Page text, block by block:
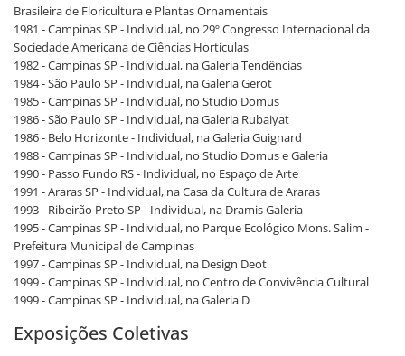
Brasileira de Floricultura e Plantas Ornamentais
1981 - Campinas SP - Individual, no 29º Congresso Internacional da
Sociedade Americana de Ciências Hortículas
1982 - Campinas SP - Individual, na Galeria Tendências
1984 - São Paulo SP - Individual, na Galeria Gerot
1985 - Campinas SP - Individual, no Studio Domus
1986 - São Paulo SP - Individual, na Galeria Rubaiyat
1986 - Belo Horizonte - Individual, na Galeria Guignard
1988 - Campinas SP - Individual, no Studio Domus e Galeria
1990 - Passo Fundo RS - Individual, no Espaço de Arte
1991 - Araras SP - Individual, na Casa da Cultura de Araras
1993 - Ribeirão Preto SP - Individual, na Dramis Galeria
1995 - Campinas SP - Individual, no Parque Ecológico Mons. Salim -
Prefeitura Municipal de Campinas
1997 - Campinas SP - Individual, na Design Deot
1999 - Campinas SP - Individual, no Centro de Convivência Cultural
1999 - Campinas SP - Individual, na Galeria D
Exposições Coletivas